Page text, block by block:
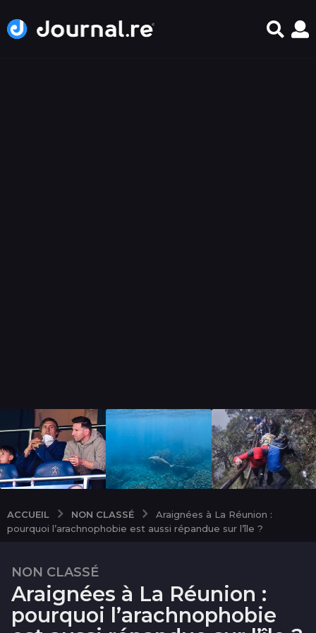
ACCUEIL NON CLASSÉ
Araignées à La Réunion :
pourquoi l’arachnophobie est aussi répandue sur l’île ?
3
m
i
NON CLASSÉ
Araignées à La Réunion :
pourquoi l’arachnophobie